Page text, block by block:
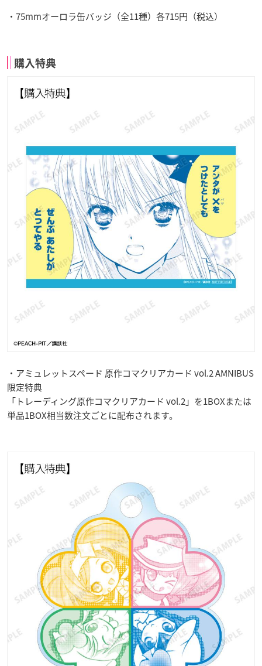
・75mmオーロラ缶バッジ（全11種）各715円（税込）
購入特典
・アミュレットスペード 原作コマクリアカード vol.2 AMNIBUS
限定特典
「トレーディング原作コマクリアカード vol.2」を1BOXまたは
単品1BOX相当数注文ごとに配布されます。